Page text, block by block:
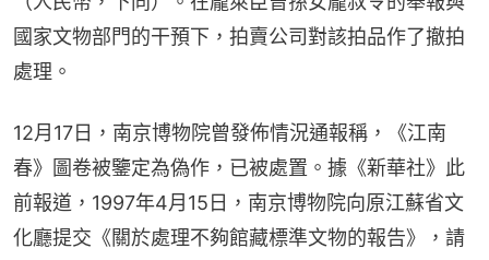
國家文物部門的干預下，拍賣公司對該拍品作了撤拍
處理。
12月17日，南京博物院曾發佈情況通報稱，《江南
春》圖卷被鑒定為偽作，已被處置。據《新華社》此
前報道，1997年4月15日，南京博物院向原江蘇省文
化廳提交《關於處理不夠館藏標準文物的報告》，請